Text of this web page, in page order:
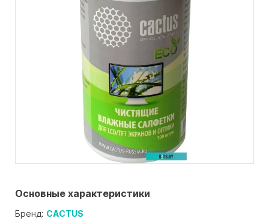
Основные характеристики
Бренд: CACTUS